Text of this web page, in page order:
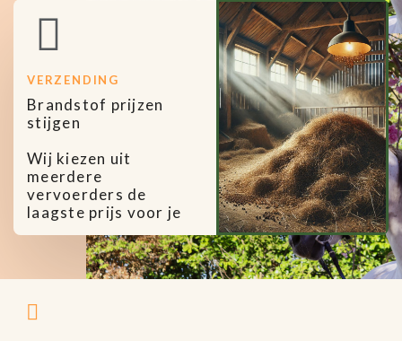
VERZENDING
Brandstof prijzen
stijgen
Wij kiezen uit
meerdere
vervoerders de
laagste prijs voor je